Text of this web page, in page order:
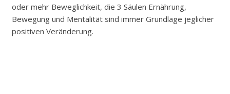
oder mehr Beweglichkeit, die 3 Säulen Ernährung,
Bewegung und Mentalität sind immer Grundlage jeglicher
positiven Veränderung.